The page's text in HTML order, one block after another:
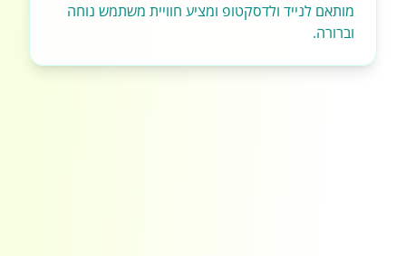
מותאם לנייד ולדסקטופ ומציע חוויית משתמש נוחה
וברורה.